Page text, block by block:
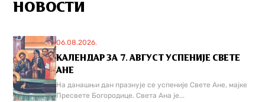
НОВОСТИ
06.08.2026.
КАЛЕНДАР ЗА 7. АВГУСТ УСПЕНИЈЕ СВЕТЕ
АНЕ
На данашњи дан празнује се успеније Свете Ане, мајке
Пресвете Богородице. Света Ана је...